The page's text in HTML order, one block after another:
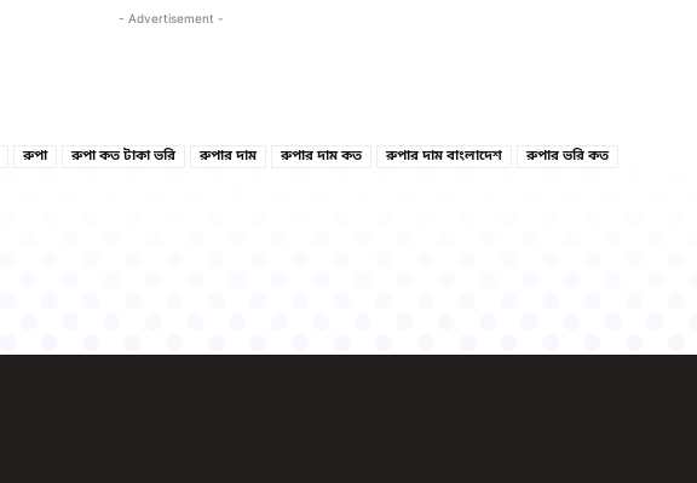
- Advertisement -
রুপা রুপা কত টাকা ভরি রুপার দাম রুপার দাম কত রুপার দাম বাংলাদেশ
রুপার ভরি কত